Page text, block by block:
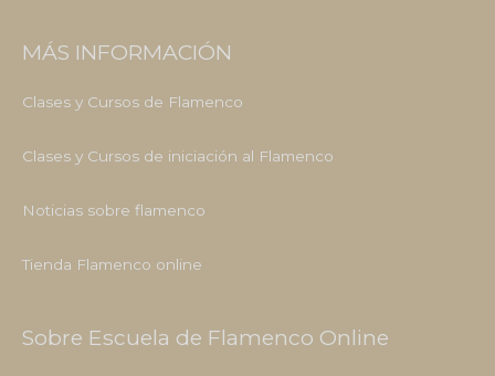
MÁS INFORMACIÓN
Clases y Cursos de Flamenco
Clases y Cursos de iniciación al Flamenco
Noticias sobre flamenco
Tienda Flamenco online
Sobre Escuela de Flamenco Online